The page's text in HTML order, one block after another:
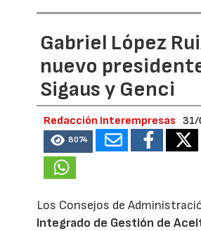
Gabriel López
nuevo
Sigaus y Genci
Redacción Interempresas 31/
8074
Los Consejos de
Integrado de Gestión de